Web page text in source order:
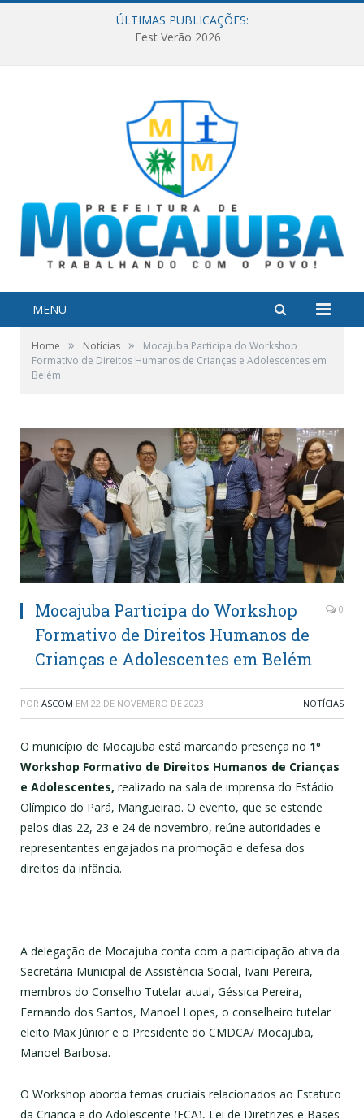
ÚLTIMAS PUBLICAÇÕES:
Fest Verão 2026
MENU
Home » Notícias »
Mocajuba Participa do Workshop
Formativo de Direitos Humanos de Crianças e Adolescentes em
Belém
Mocajuba Participa do Workshop
Formativo de Direitos Humanos de
Crianças e Adolescentes em Belém
0
POR ASCOM EM 22 DE NOVEMBRO DE 2023 NOTÍCIAS
O município de Mocajuba está marcando presença no 1º
Workshop Formativo de Direitos Humanos de Crianças
e Adolescentes, realizado na sala de imprensa do Estádio
Olímpico do Pará, Mangueirão. O evento, que se estende
pelos dias 22, 23 e 24 de novembro, reúne autoridades e
representantes engajados na promoção e defesa dos
direitos da infância.
A delegação de Mocajuba conta com a participação ativa da
Secretária Municipal de Assistência Social, Ivani Pereira,
membros do Conselho Tutelar atual, Géssica Pereira,
Fernando dos Santos, Manoel Lopes, o conselheiro tutelar
eleito Max Júnior e o Presidente do CMDCA/ Mocajuba,
Manoel Barbosa.
O Workshop aborda temas cruciais relacionados ao Estatuto
da Criança e do Adolescente (ECA), Lei de Diretrizes e Bases